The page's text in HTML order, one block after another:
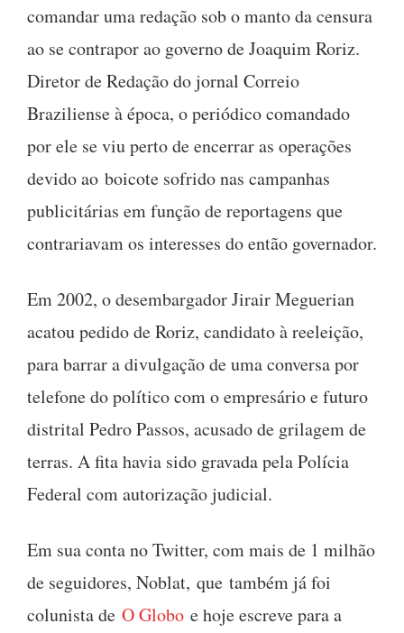
comandar uma redação sob o manto da censura
ao se contrapor ao governo de Joaquim Roriz.
Diretor de Redação do jornal Correio
Braziliense à época, o periódico comandado
por ele se viu perto de encerrar as operações
devido ao boicote sofrido nas campanhas
publicitárias em função de reportagens que
contrariavam os interesses do então governador.
Em 2002, o desembargador Jirair Meguerian
acatou pedido de Roriz, candidato à reeleição,
para barrar a divulgação de uma conversa por
telefone do político com o empresário e futuro
distrital Pedro Passos, acusado de grilagem de
terras. A fita havia sido gravada pela Polícia
Federal com autorização judicial.
Em sua conta no Twitter, com mais de 1 milhão
de seguidores, Noblat, que também já foi
colunista de O Globo e hoje escreve para a